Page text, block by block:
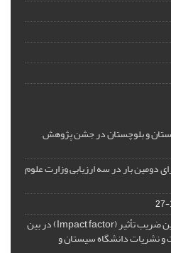
و بلوچستان در جشن پژوهش
الف در ارزیابی 1401 برای دومین بار در سه ارزیابی وزارت علوم
مجله مخاطرات محیط طبیعی، بالاترین ضریب تأثیر (Impact factor) در بین
و نشریات دانشگاه سیستان و